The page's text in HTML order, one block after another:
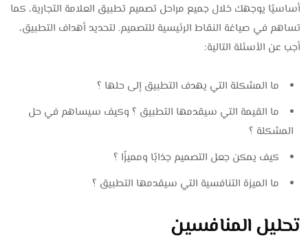
أساسيًا يوجهك خلال جميع مراحل تصميم تطبيق العلامة التجارية، كما
تساهم في صياغة النقاط الرئيسية للتصميم. لتحديد أهداف التطبيق،
أجب عن الأسئلة التالية:
ما المشكلة التي يهدف التطبيق إلى حلها ؟
ما القيمة التي سيقدمها التطبيق ؟ وكيف سيساهم في حل
المشكلة ؟
كيف يمكن جعل التصميم جذابًا ومميزًا ؟
ما الميزة التنافسية التي سيقدمها التطبيق ؟
تحليل المنافسين